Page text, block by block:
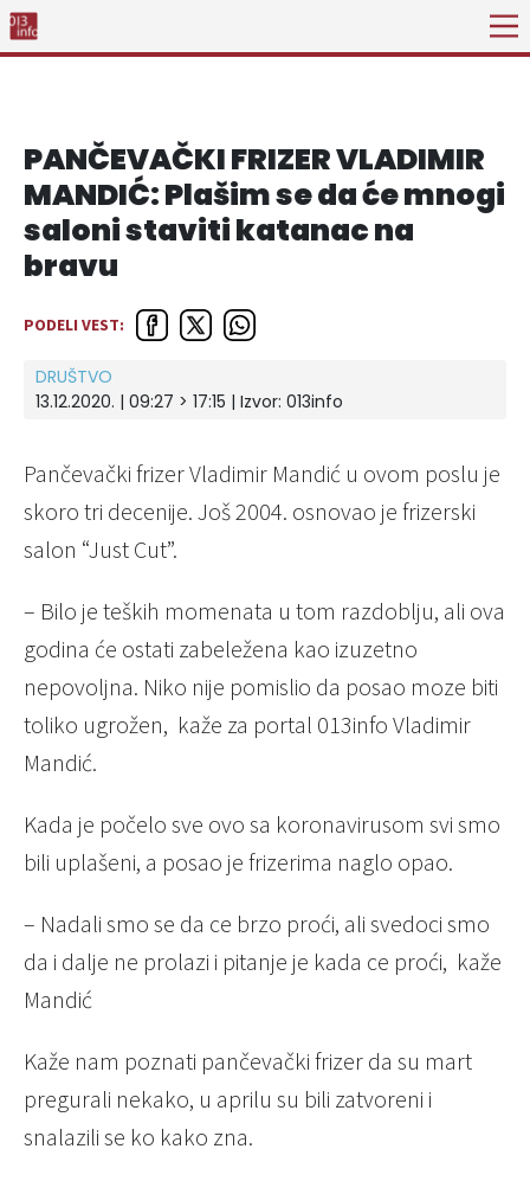
PANČEVAČKI FRIZER VLADIMIR
MANDIĆ: Plašim se da će mnogi
saloni staviti katanac na
bravu
PODELI VEST:
DRUŠTVO
13.12.2020. | 09:27 > 17:15 | Izvor: 013info
Pančevački frizer Vladimir Mandić u ovom poslu je
skoro tri decenije. Još 2004. osnovao je frizerski
salon “Just Cut”.
– Bilo je teških momenata u tom razdoblju, ali ova
godina će ostati zabeležena kao izuzetno
nepovoljna. Niko nije pomislio da posao moze biti
toliko ugrožen, kaže za portal 013info Vladimir
Mandić.
Kada je počelo sve ovo sa koronavirusom svi smo
bili uplašeni, a posao je frizerima naglo opao.
– Nadali smo se da ce brzo proći, ali svedoci smo
da i dalje ne prolazi i pitanje je kada ce proći, kaže
Mandić
Kaže nam poznati pančevački frizer da su mart
pregurali nekako, u aprilu su bili zatvoreni i
snalazili se ko kako zna.